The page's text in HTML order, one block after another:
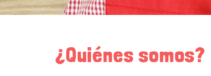
¿Quiénes somos?